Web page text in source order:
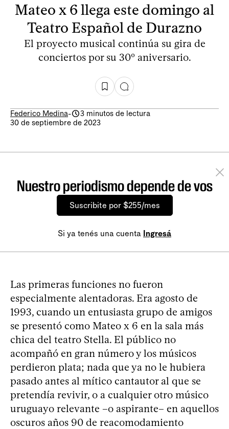
Mateo x 6 llega este domingo al
Teatro Español de Durazno
El proyecto musical continúa su gira de
conciertos por su 30º aniversario.
Federico Medina-
3 minutos de lectura
30 de septiembre de 2023
Nuestro periodismo depende de vos
Suscribite por $255/mes
Si ya tenés una cuenta Ingresá
Las primeras funciones no fueron
especialmente alentadoras. Era agosto de
1993, cuando un entusiasta grupo de amigos
se presentó como Mateo x 6 en la sala más
chica del teatro Stella. El público no
acompañó en gran número y los músicos
perdieron plata; nada que ya no le hubiera
pasado antes al mítico cantautor al que se
pretendía revivir, o a cualquier otro músico
uruguayo relevante –o aspirante– en aquellos
oscuros años 90 de reacomodamiento